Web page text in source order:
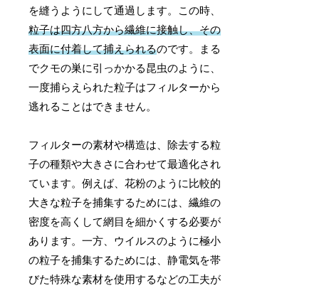
を縫うようにして通過します。この時、
粒子は四方八方から繊維に接触し、その
表面に付着して捕えられるのです。まる
でクモの巣に引っかかる昆虫のように、
一度捕らえられた粒子はフィルターから
逃れることはできません。
フィルターの素材や構造は、除去する粒
子の種類や大きさに合わせて最適化され
ています。例えば、花粉のように比較的
大きな粒子を捕集するためには、繊維の
密度を高くして網目を細かくする必要が
あります。一方、ウイルスのように極小
の粒子を捕集するためには、静電気を帯
びた特殊な素材を使用するなどの工夫が